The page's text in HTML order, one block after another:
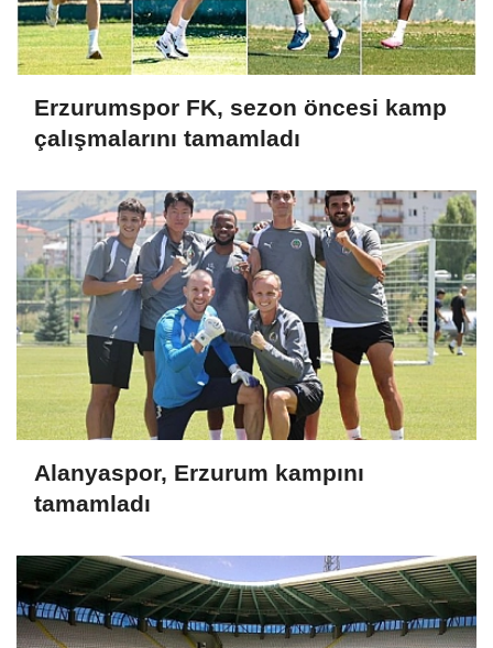
Erzurumspor FK, sezon öncesi kamp
çalışmalarını tamamladı
Alanyaspor, Erzurum kampını
tamamladı